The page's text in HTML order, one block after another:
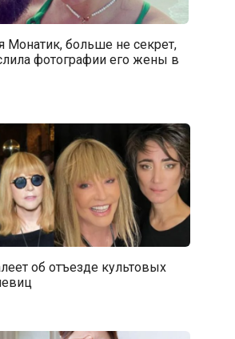
Монатик, больше не секрет,
фотографии его жены в
об отъезде культовых